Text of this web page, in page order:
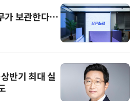
가 보관한다…
반기 최대 실